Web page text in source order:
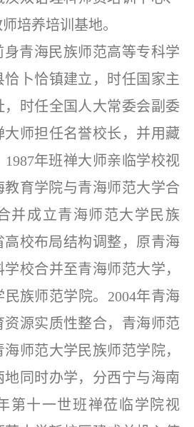
培养培训基地。
身青海民族师范高等专科学
卜恰镇建立，时任国家主
时任全国人大常委会副委
大师担任名誉校长，并用藏
年班禅大师亲临学校视
教育学院与青海师范大学合
并成立青海师范大学民族
高校布局结构调整，原青海
校合并至青海师范大学，
族师范学院。2004年青海
资源实质性整合，青海师范
师范大学民族师范学院，
同时办学，分西宁与海南
第十一世班禅莅临学院视